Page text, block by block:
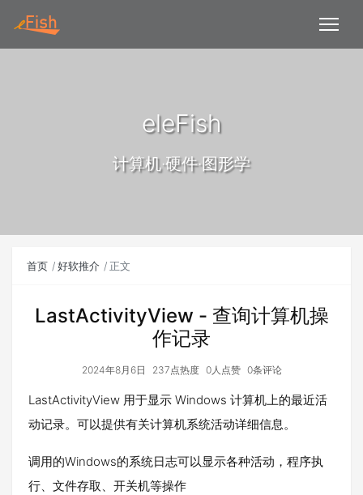
eleFish
计算机·硬件·图形学
首页 好软推介 正文
LastActivityView - 查询计算机操
作记录
2024年8月6日 237点热度 0人点赞 0条评论
LastActivityView 用于显示 Windows 计算机上的最近活
动记录。可以提供有关计算机系统活动详细信息。
调用的Windows的系统日志可以显示各种活动，程序执
行、文件存取、开关机等操作